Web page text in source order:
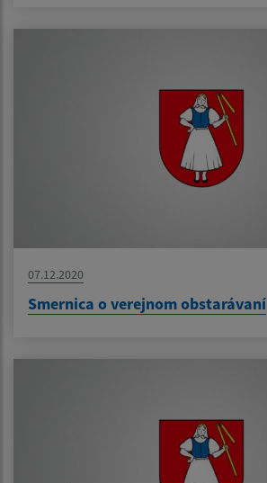
07.12.2020
Smernica o verejnom obstarávaní